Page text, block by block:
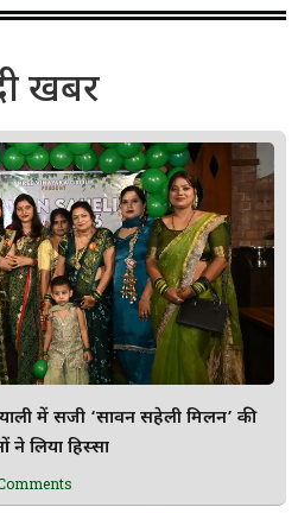
खबर
में सजी ‘सावन सहेली मिलन’ की
लिया हिस्सा